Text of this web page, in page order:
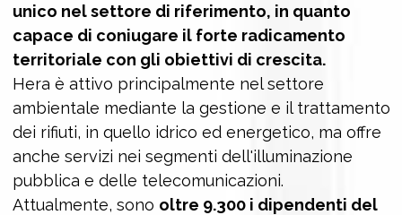
unico nel settore di riferimento, in quanto
capace di coniugare il forte radicamento
territoriale con gli obiettivi di crescita.
Hera è attivo principalmente nel settore
ambientale mediante la gestione e il trattamento
dei rifiuti, in quello idrico ed energetico, ma offre
anche servizi nei segmenti dell'illuminazione
pubblica e delle telecomunicazioni.
Attualmente, sono oltre 9.300 i dipendenti del